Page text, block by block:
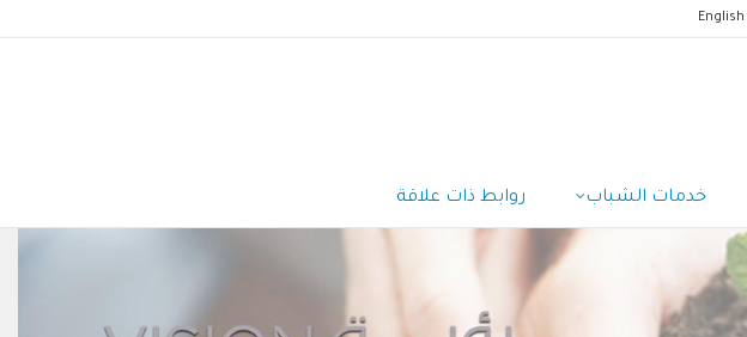
English
خدمات الشباب روابط ذات علاقة